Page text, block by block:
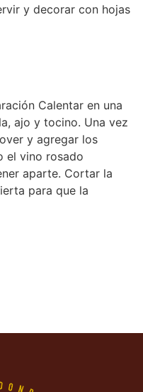
y decorar con hojas
Calentar en una
ajo y tocino. Una vez
y agregar los
el vino rosado
aparte. Cortar la
para que la